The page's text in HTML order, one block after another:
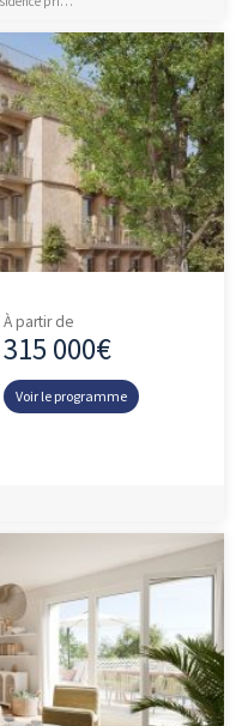
À partir de
315 000€
Voir le programme